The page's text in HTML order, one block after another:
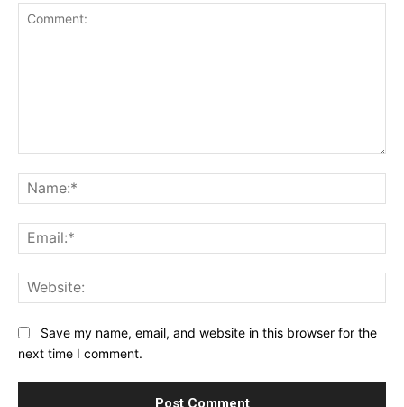
Save my name, email, and website in this browser for the
next time I comment.